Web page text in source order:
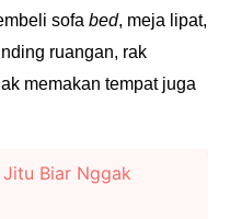
sofa bed, meja lipat,
ruangan, rak
memakan tempat juga
Biar Nggak